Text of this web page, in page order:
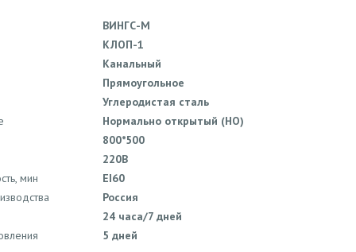
ВИНГС-М
КЛОП-1
Канальный
Прямоугольное
Углеродистая сталь
Нормально открытый (НО)
800*500
220В
мин
EI60
Россия
24 часа/7 дней
5 дней